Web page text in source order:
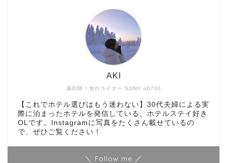
薬剤師 / 旅行ライター SONY α6700
AKI
【これでホテル選びはもう迷わない】30代夫婦による実
際に泊まったホテルを発信している、ホテルステイ好き
OLです。Instagramに写真をたくさん載せているの
で、ぜひご覧ください！
＼ Follow me ／